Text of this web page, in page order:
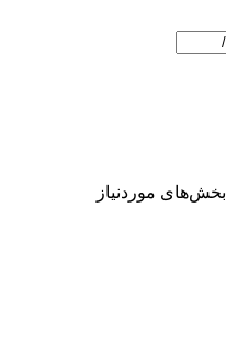
بخش‌های موردنیاز